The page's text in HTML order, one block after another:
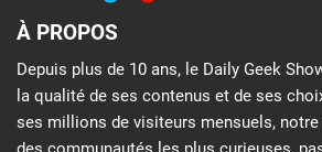
À PROPOS
Depuis plus de 10 ans, le Daily Geek
la qualité de ses contenus et de ses
ses millions de visiteurs mensuels, notre